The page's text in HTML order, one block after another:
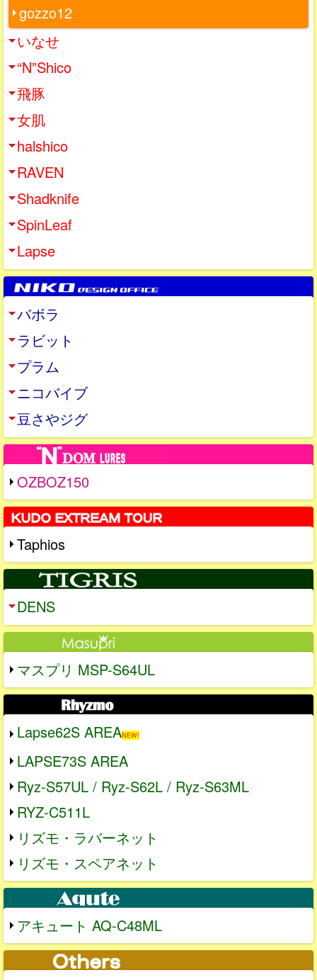
gozzo12
いなせ
“N”Shico
飛豚
女肌
halshico
RAVEN
Shadknife
SpinLeaf
Lapse
バボラ
ラビット
プラム
ニコバイブ
豆さやジグ
OZBOZ150
Taphios
DENS
マスプリ MSP-S64UL
Lapse62S AREANEW!
LAPSE73S AREA
Ryz-S57UL / Ryz-S62L / Ryz-S63ML
RYZ-C511L
リズモ・ラバーネット
リズモ・スペアネット
アキュート AQ-C48ML